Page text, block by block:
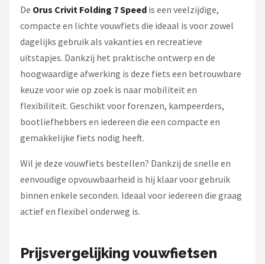
De Orus Crivit Folding 7 Speed is een veelzijdige,
compacte en lichte vouwfiets die ideaal is voor zowel
dagelijks gebruik als vakanties en recreatieve
uitstapjes. Dankzij het praktische ontwerp en de
hoogwaardige afwerking is deze fiets een betrouwbare
keuze voor wie op zoek is naar mobiliteit en
flexibiliteit. Geschikt voor forenzen, kampeerders,
bootliefhebbers en iedereen die een compacte en
gemakkelijke fiets nodig heeft.
Wil je deze vouwfiets bestellen? Dankzij de snelle en
eenvoudige opvouwbaarheid is hij klaar voor gebruik
binnen enkele seconden. Ideaal voor iedereen die graag
actief en flexibel onderweg is.
Prijsvergelijking vouwfietsen